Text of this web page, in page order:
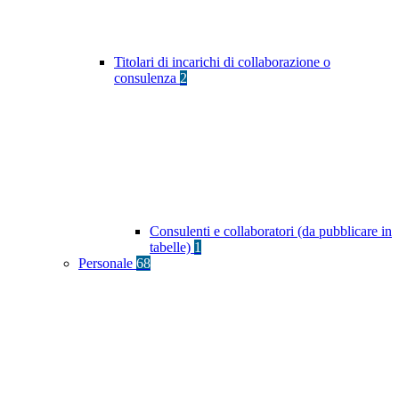
Titolari di incarichi di collaborazione o
consulenza 2
Consulenti e collaboratori (da pubblicare in
tabelle) 1
Personale 68